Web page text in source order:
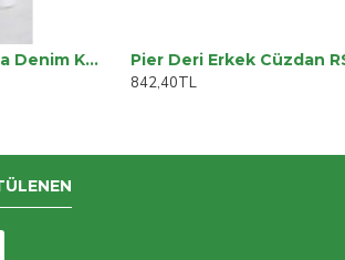
Eleanor Siyah Extra Yüksek Bel Salaş Paça Denim Kadın Kot Pantolon
Pier Deri Erkek Cüzdan
842,40TL